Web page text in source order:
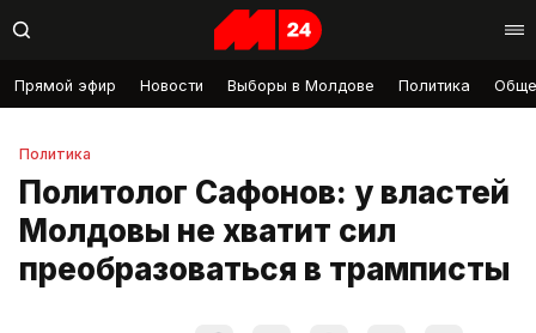
Прямой эфир Новости Выборы в Молдове Политика
Политика
Политолог Сафонов: у властей
Молдовы не хватит сил
преобразоваться в трамписты